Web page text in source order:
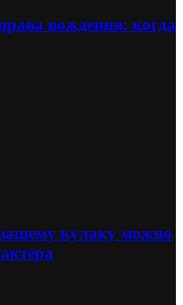
вождения: когда
кулаку можно